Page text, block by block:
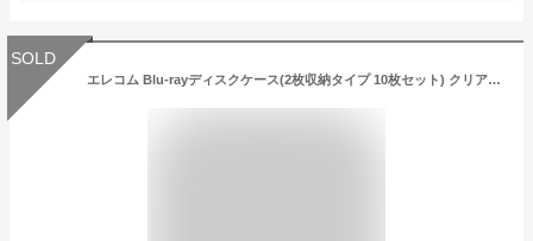
SOLD
エレコム Blu-rayディスクケース(2枚収納タイプ 10枚セット) クリアブルー(CCD-BLU210CBU) メーカー在庫品